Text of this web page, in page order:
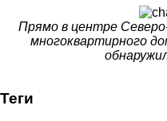
Прямо в центре
многоквартирного
Теги